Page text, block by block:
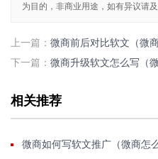
为目的，非商业用途，如有异议请
上一篇： 微商前后对比软文（微
下一篇： 微商升级软文怎么写（
相关推荐
微商如何写软文推广（微商怎